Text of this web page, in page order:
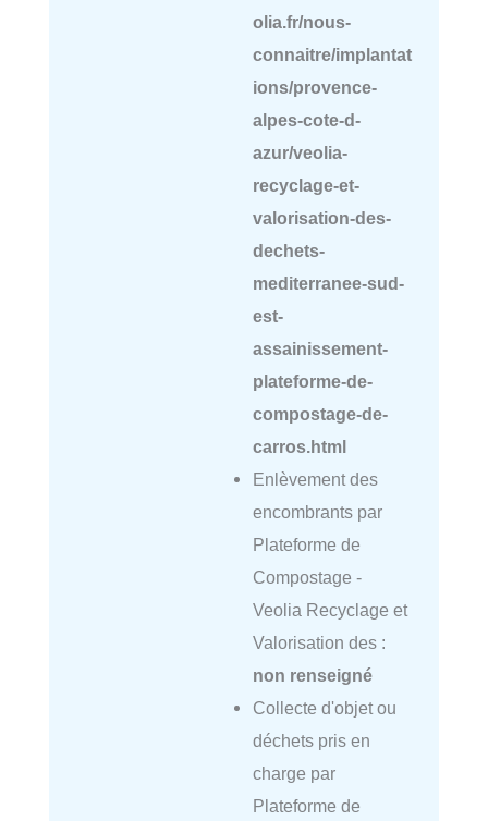
olia.fr/nous-
connaitre/implantat
ions/provence-
alpes-cote-d-
azur/veolia-
recyclage-et-
valorisation-des-
dechets-
mediterranee-sud-
est-
assainissement-
plateforme-de-
compostage-de-
carros.html
Enlèvement des
encombrants par
Plateforme de
Compostage -
Veolia Recyclage et
Valorisation des :
non renseigné
Collecte d'objet ou
déchets pris en
charge par
Plateforme de